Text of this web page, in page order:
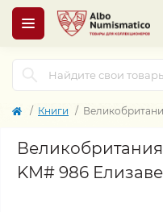
Книги
KM# 986